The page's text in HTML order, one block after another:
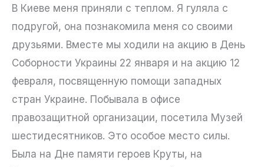
В Киеве меня приняли с теплом. Я гуляла с
подругой, она познакомила меня со своими
друзьями. Вместе мы ходили на акцию в День
Соборности Украины 22 января и на акцию 12
февраля, посвященную помощи западных
стран Украине. Побывала в офисе
правозащитной организации, посетила Музей
шестидесятников. Это особое место силы.
Была на Дне памяти героев Круты, на